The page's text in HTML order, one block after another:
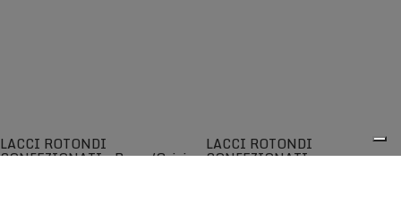
LACCI ROTONDI
CONFEZIONATI - Rosso/Grigio
LACCI ROTONDI
CONFEZIONATI -